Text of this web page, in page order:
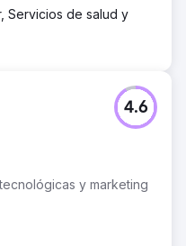
Servicios de salud y
y marketing
4.6